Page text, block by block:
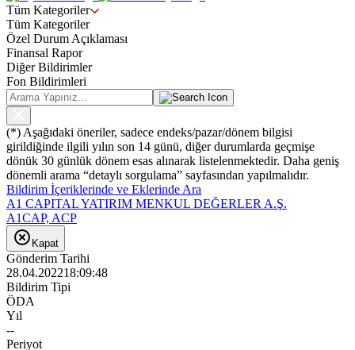
Tüm Kategoriler
Tüm Kategoriler
Özel Durum Açıklaması
Finansal Rapor
Diğer Bildirimler
Fon Bildirimleri
(*) Aşağıdaki öneriler, sadece endeks/pazar/dönem bilgisi
girildiğinde ilgili yılın son 14 günü, diğer durumlarda geçmişe
dönük 30 günlük dönem esas alınarak listelenmektedir. Daha geniş
dönemli arama “detaylı sorgulama” sayfasından yapılmalıdır.
Bildirim İçeriklerinde ve Eklerinde Ara
A1 CAPITAL YATIRIM MENKUL DEĞERLER A.Ş.
A1CAP, ACP
Kapat
Gönderim Tarihi
28.04.202218:09:48
Bildirim Tipi
ÖDA
Yıl
--
Periyot